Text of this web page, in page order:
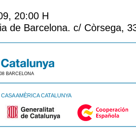
20:00 H
de Barcelona. c/ Còrsega,
BARCELONA
AMÈRICA CATALUNYA